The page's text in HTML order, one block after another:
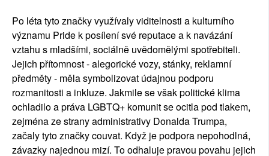
Po léta tyto značky využívaly viditelnosti a kulturního
významu Pride k posílení své reputace a k navázání
vztahu s mladšími, sociálně uvědomělými spotřebiteli.
Jejich přítomnost - alegorické vozy, stánky, reklamní
předměty - měla symbolizovat údajnou podporu
rozmanitosti a inkluze. Jakmile se však politické klima
ochladilo a práva LGBTQ+ komunit se ocitla pod tlakem,
zejména ze strany administrativy Donalda Trumpa,
začaly tyto značky couvat. Když je podpora nepohodlná,
závazky najednou mizí. To odhaluje pravou povahu jejich